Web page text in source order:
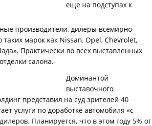
еще на подступах к
производители, дилеры всемирно
марок как Nissan, Opel, Chevrolet,
Практически во всех выставленных
салона.
Доминантой
выставочного
представил на суд зрителей 40
услуги по доработке автомобиля «с
Планируется, что в этом году 5% от